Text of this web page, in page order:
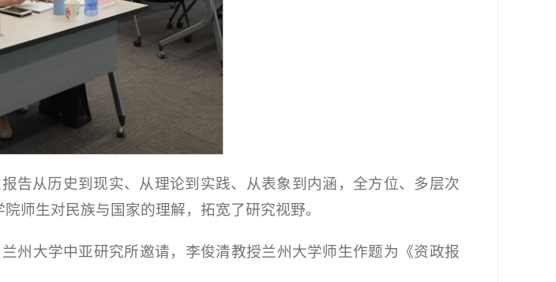
告从历史到现实、从理论到实践、从表象到内涵，全方位、多层次
师生对民族与国家的理解，拓宽了研究视野。
州大学中亚研究所邀请，李俊清教授兰州大学师生作题为《资政报